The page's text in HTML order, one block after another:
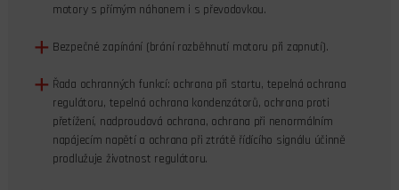
motory s přímým náhonem i s převodovkou.
Bezpečné zapínání (brání rozběhnutí motoru při zapnutí).
Řada ochranných funkcí: ochrana při startu, tepelná ochrana
regulátoru, tepelná ochrana kondenzátorů, ochrana proti
přetížení, nadproudová ochrana, ochrana při nenormálním
napájecím napětí a ochrana při ztrátě řídícího signálu účinně
prodlužuje životnost regulátoru.